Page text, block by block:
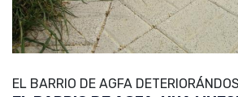
EL BARRIO DE AGFA